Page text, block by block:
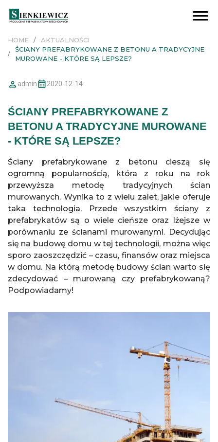
HOME
AKTUALNOŚCI
ŚCIANY PREFABRYKOWANE Z BETONU A TRADYCYJNE
MUROWANE - KTÓRE SĄ LEPSZE?
admin 2020-12-14
ŚCIANY PREFABRYKOWANE Z
BETONU A TRADYCYJNE MUROWANE
- KTÓRE SĄ LEPSZE?
Ściany prefabrykowane z betonu cieszą się
ogromną popularnością, która z roku na rok
przewyższa metodę tradycyjnych ścian
murowanych. Wynika to z wielu zalet, jakie oferuje
taka technologia. Przede wszystkim ściany z
prefabrykatów są o wiele cieńsze oraz lżejsze w
porównaniu ze ścianami murowanymi. Decydując
się na budowę domu w tej technologii, można więc
sporo zaoszczędzić – czasu, finansów oraz miejsca
w domu. Na którą metodę budowy ścian warto się
zdecydować – murowaną czy prefabrykowaną?
Podpowiadamy!